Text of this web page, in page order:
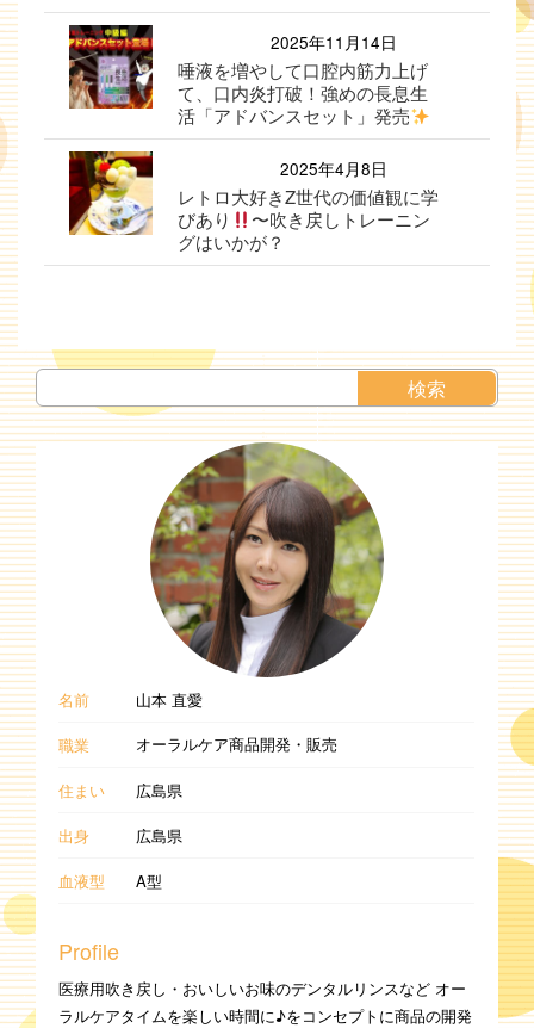
2025年11月14日
唾液を増やして口腔内筋力上げ
て、口内炎打破！強めの長息生
活「アドバンスセット」発売
2025年4月8日
レトロ大好きZ世代の価値観に学
びあり
〜吹き戻しトレーニン
グはいかが？
名前
山本 直愛
職業
オーラルケア商品開発・販売
住まい
広島県
出身
広島県
血液型
A型
Profile
医療用吹き戻し・おいしいお味のデンタルリンスなど オー
ラルケアタイムを楽しい時間に♪をコンセプトに商品の開発